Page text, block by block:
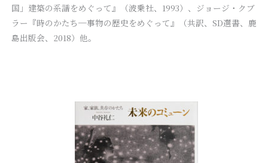
国」建築の系譜をめぐって』（波乗社、1993）、ジョージ・クブ
ラー『時のかたち─事物の歴史をめぐって』（共訳、SD選書、鹿
島出版会、2018）他。